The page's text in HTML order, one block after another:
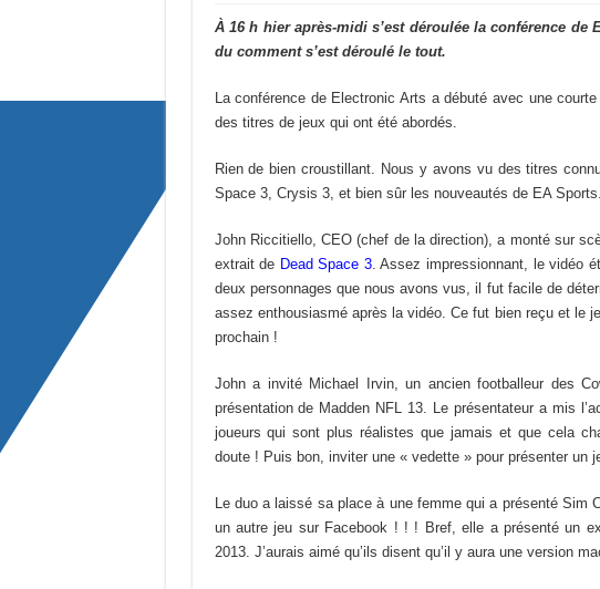
À 16 h hier après-midi s’est déroulée la conférence
du comment s’est déroulé le tout.
La conférence de Electronic Arts a débuté avec une
des titres de jeux qui ont été abordés.
Rien de bien croustillant. Nous y avons vu des titres
Space 3, Crysis 3, et bien sûr les nouveautés de EA Sports.
John Riccitiello, CEO (chef de la direction), a monté sur
extrait de Dead Space 3. Assez impressionnant, le vidéo
deux personnages que nous avons vus, il fut facile de
assez enthousiasmé après la vidéo. Ce fut bien reçu et le
prochain !
John a invité Michael Irvin, un ancien footballeur des
présentation de Madden NFL 13. Le présentateur a mis
joueurs qui sont plus réalistes que jamais et que cela
doute ! Puis bon, inviter une « vedette » pour présenter un
Le duo a laissé sa place à une femme qui a présenté
un autre jeu sur Facebook ! ! ! Bref, elle a présenté un
2013. J’aurais aimé qu’ils disent qu’il y aura une version